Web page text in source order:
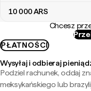
10 000ARS
Chcesz
PŁATNOŚCI
Wysyłaj i odbieraj
Podziel rachunek, oddaj
meksykańskiego lub